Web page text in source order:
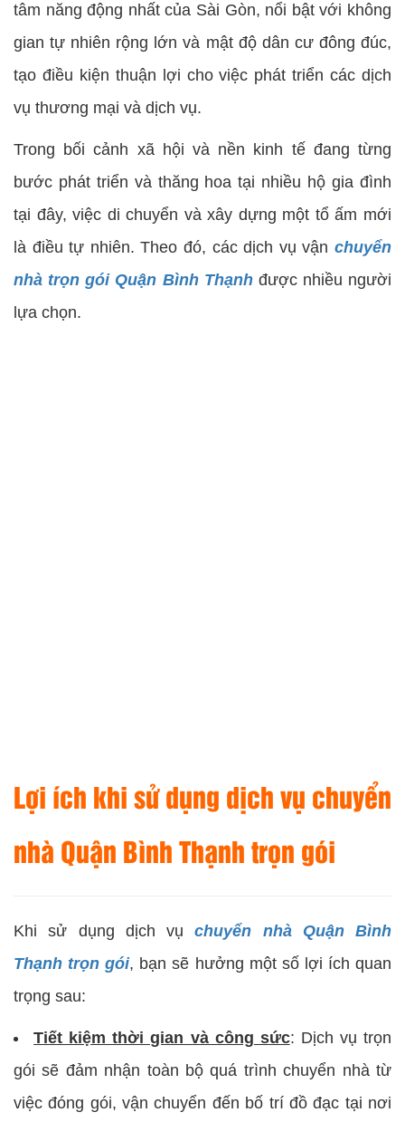
tâm năng động nhất của Sài Gòn, nổi bật với không
gian tự nhiên rộng lớn và mật độ dân cư đông đúc,
tạo điều kiện thuận lợi cho việc phát triển các dịch
vụ thương mại và dịch vụ.
Trong bối cảnh xã hội và nền kinh tế đang từng
bước phát triển và thăng hoa tại nhiều hộ gia đình
tại đây, việc di chuyển và xây dựng một tổ ấm mới
là điều tự nhiên. Theo đó, các dịch vụ vận chuyển
nhà trọn gói Quận Bình Thạnhđược nhiều người
lựa chọn.
Lợi ích khi sử dụng dịch vụ chuyển
nhà Quận Bình Thạnh trọn gói
Khi sử dụng dịch vụchuyển nhà Quận Bình
Thạnh trọn gói, bạn sẽ hưởng một số lợi ích quan
trọng sau:
Tiết kiệm thời gian và công sức: Dịch vụ trọn
gói sẽ đảm nhận toàn bộ quá trình chuyển nhà từ
việc đóng gói, vận chuyển đến bố trí đồ đạc tại nơi